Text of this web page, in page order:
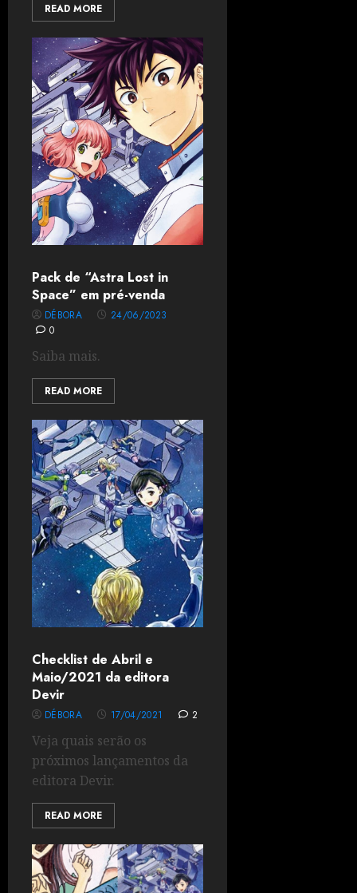
READ MORE
Pack de “Astra Lost in
Space” em pré-venda
DÉBORA
24/06/2023
0
Saiba mais.
READ MORE
Checklist de Abril e
Maio/2021 da editora
Devir
DÉBORA 17/04/2021 2
Veja quais serão os
próximos lançamentos da
editora Devir.
READ MORE